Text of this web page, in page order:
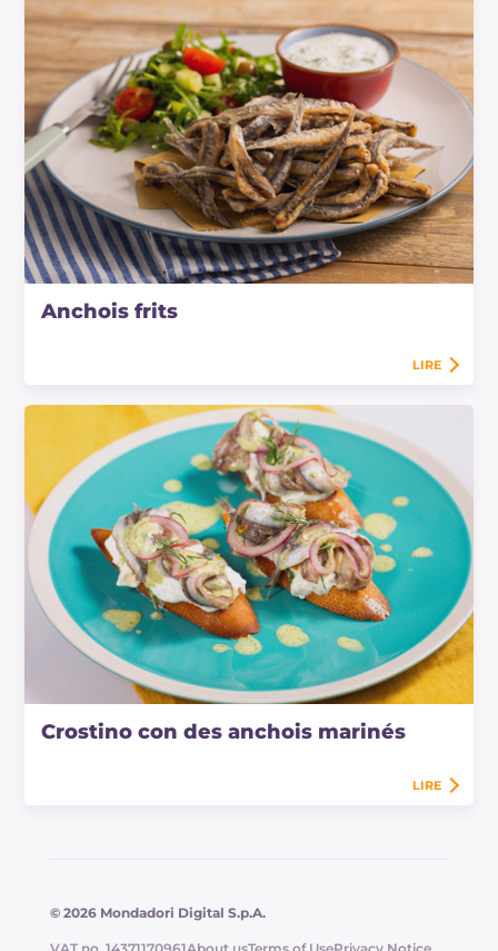
Anchois frits
LIRE
Crostino con des anchois marinés
LIRE
© 2026 Mondadori Digital S.p.A.